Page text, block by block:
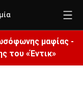
μαφίας -
του «Έντικ»